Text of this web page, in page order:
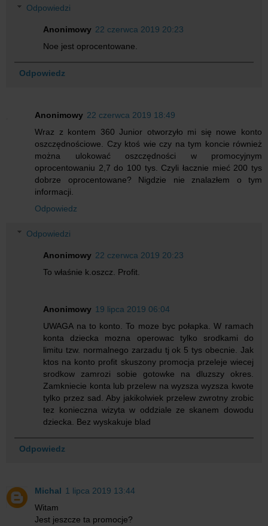
Odpowiedzi
Anonimowy 22 czerwca 2019 20:23
Noe jest oprocentowane.
Odpowiedz
Anonimowy 22 czerwca 2019 18:49
Wraz z kontem 360 Junior otworzyło mi się nowe konto
oszczędnościowe. Czy ktoś wie czy na tym koncie również
można ulokować oszczędności w promocyjnym
oprocentowaniu 2,7 do 100 tys. Czyli łacznie mieć 200 tys
dobrze oprocentowane? Nigdzie nie znalazłem o tym
informacji.
Odpowiedz
Odpowiedzi
Anonimowy 22 czerwca 2019 20:23
To właśnie k.oszcz. Profit.
Anonimowy 19 lipca 2019 06:04
UWAGA na to konto. To moze byc połapka. W ramach
konta dziecka mozna operowac tylko srodkami do
limitu tzw. normalnego zarzadu tj ok 5 tys obecnie. Jak
ktos na konto profit skuszony promocja przeleje wiecej
srodkow zamrozi sobie gotowke na dluzszy okres.
Zamkniecie konta lub przelew na wyzsza wyzsza kwote
tylko przez sad. Aby jakikolwiek przelew zwrotny zrobic
tez konieczna wizyta w oddziale ze skanem dowodu
dziecka. Bez wyskakuje blad
Odpowiedz
Michal 1 lipca 2019 13:44
Witam
Jest jeszcze ta promocje?